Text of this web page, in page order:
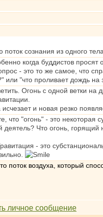
поток сознания из одного
когда буддистов просят
- это то же самое, что
или "что проливает дождь
Огонь с одной ветки
и новая резко
что "огонь" - это некоторая
Что огонь, горящий
- это
поток воздуха, который